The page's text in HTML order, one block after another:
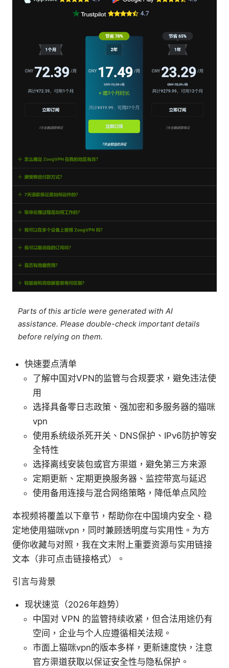
Parts of this article were generated with AI
assistance. Please double-check important details
before relying on them.
快速要点清单
了解中国对VPN的监管与合规要求，避免违法使
用
选择具备零日志政策、强加密和多服务器的猫咪
vpn
使用系统级杀死开关、DNS保护、IPv6防护等安
全特性
选择离线安装包或官方渠道，避免第三方来源
定期更新、定期更换服务器、监控带宽与延迟
使用备用连接与混合网络策略，降低单点风险
本视频将覆盖以下章节，帮助你在中国境内安全、稳
定地使用猫咪vpn，同时兼顾透明度与实用性。为方
便你收藏与对照，我在文末附上重要资源与实用链接
文本（非可点击链接格式）。
引言与背景
现状速览（2026年趋势）
中国对 VPN 的监管持续收紧，但合法用途仍有
空间，企业与个人应遵循相关法规。
市面上猫咪vpn的版本多样，更新速度快，注意
官方渠道获取以保证安全性与隐私保护。